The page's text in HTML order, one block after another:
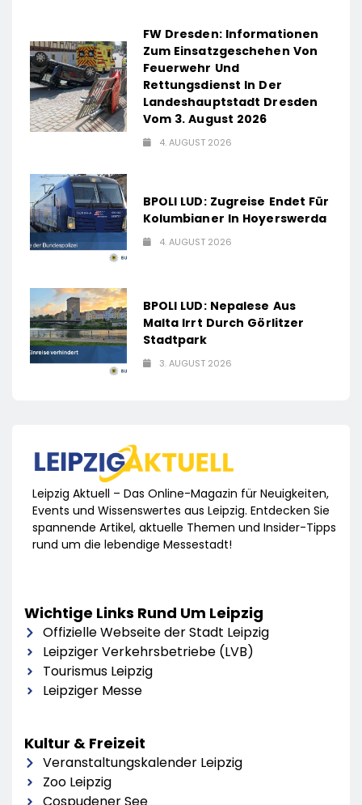
FW Dresden: Informationen
Zum Einsatzgeschehen Von
Feuerwehr Und
Rettungsdienst In Der
Landeshauptstadt Dresden
Vom 3. August 2026
4. AUGUST 2026
BPOLI LUD: Zugreise Endet Für
Kolumbianer In Hoyerswerda
4. AUGUST 2026
BPOLI LUD: Nepalese Aus
Malta Irrt Durch Görlitzer
Stadtpark
3. AUGUST 2026
Leipzig Aktuell – Das Online-Magazin für Neuigkeiten,
Events und Wissenswertes aus Leipzig. Entdecken Sie
spannende Artikel, aktuelle Themen und Insider-Tipps
rund um die lebendige Messestadt!
Wichtige Links Rund Um Leipzig
Offizielle Webseite der Stadt Leipzig
Leipziger Verkehrsbetriebe (LVB)
Tourismus Leipzig
Leipziger Messe
Kultur & Freizeit
Veranstaltungskalender Leipzig
Zoo Leipzig